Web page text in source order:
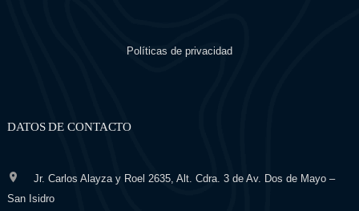
Políticas de privacidad
DATOS DE CONTACTO
Jr. Carlos Alayza y Roel 2635, Alt. Cdra. 3 de Av. Dos de Mayo –
San Isidro